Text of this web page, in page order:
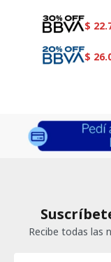
$
$
Recibe todas las